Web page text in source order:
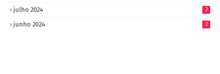
julho 2024 2
junho 2024 2